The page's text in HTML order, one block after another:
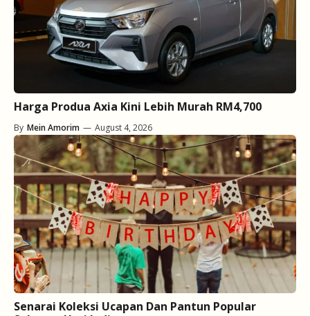
Harga Produa Axia Kini Lebih Murah RM4,700
By Mein Amorim — August 4, 2026
Senarai Koleksi Ucapan Dan Pantun Popular